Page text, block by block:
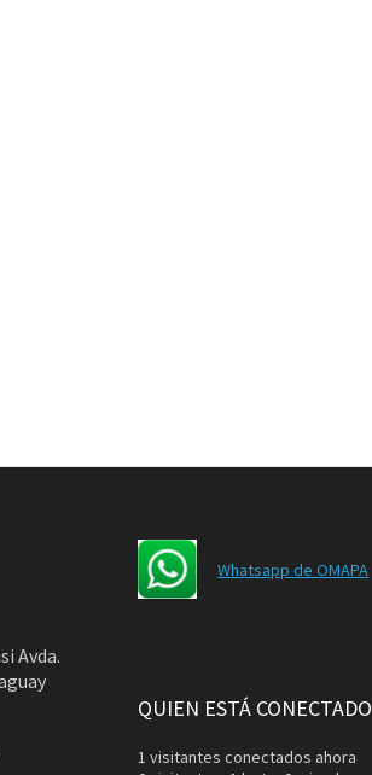
Avda.
Whatsapp de OMAPA
QUIEN ESTÁ CONECTADO
1 visitantes conectados ahora